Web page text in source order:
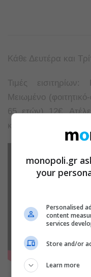
Κάθε Δευτέρα και
Τιμές
Μειωμένο
65 ετών) 12€,
κρατήσεις
monopoli.gr
your
Personalised
content
services
Store and/or
Learn more